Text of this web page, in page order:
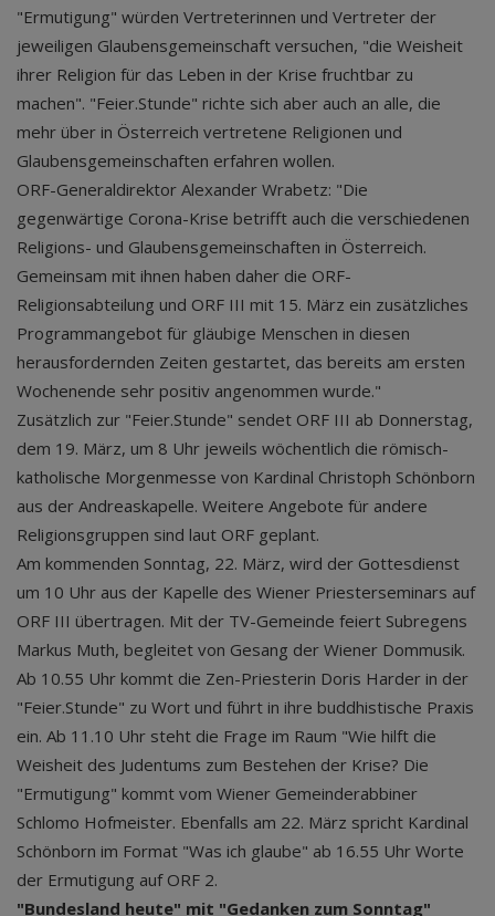
"Ermutigung" würden Vertreterinnen und Vertreter der
jeweiligen Glaubensgemeinschaft versuchen, "die Weisheit
ihrer Religion für das Leben in der Krise fruchtbar zu
machen". "Feier.Stunde" richte sich aber auch an alle, die
mehr über in Österreich vertretene Religionen und
Glaubensgemeinschaften erfahren wollen.
ORF-Generaldirektor Alexander Wrabetz: "Die
gegenwärtige Corona-Krise betrifft auch die verschiedenen
Religions- und Glaubensgemeinschaften in Österreich.
Gemeinsam mit ihnen haben daher die ORF-
Religionsabteilung und ORF III mit 15. März ein zusätzliches
Programmangebot für gläubige Menschen in diesen
herausfordernden Zeiten gestartet, das bereits am ersten
Wochenende sehr positiv angenommen wurde."
Zusätzlich zur "Feier.Stunde" sendet ORF III ab Donnerstag,
dem 19. März, um 8 Uhr jeweils wöchentlich die römisch-
katholische Morgenmesse von Kardinal Christoph Schönborn
aus der Andreaskapelle. Weitere Angebote für andere
Religionsgruppen sind laut ORF geplant.
Am kommenden Sonntag, 22. März, wird der Gottesdienst
um 10 Uhr aus der Kapelle des Wiener Priesterseminars auf
ORF III übertragen. Mit der TV-Gemeinde feiert Subregens
Markus Muth, begleitet von Gesang der Wiener Dommusik.
Ab 10.55 Uhr kommt die Zen-Priesterin Doris Harder in der
"Feier.Stunde" zu Wort und führt in ihre buddhistische Praxis
ein. Ab 11.10 Uhr steht die Frage im Raum "Wie hilft die
Weisheit des Judentums zum Bestehen der Krise? Die
"Ermutigung" kommt vom Wiener Gemeinderabbiner
Schlomo Hofmeister. Ebenfalls am 22. März spricht Kardinal
Schönborn im Format "Was ich glaube" ab 16.55 Uhr Worte
der Ermutigung auf ORF 2.
"Bundesland heute" mit "Gedanken zum Sonntag"